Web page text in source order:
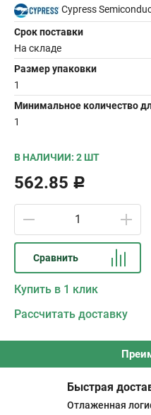
Cypress
Срок поставки
На складе
Размер упаковки
1
Минимальное количество
1
В НАЛИЧИИ: 2 ШТ
562.85 Р
Сравнить
Купить в 1 клик
Рассчитать доставку
Быстрая
Отлаженная